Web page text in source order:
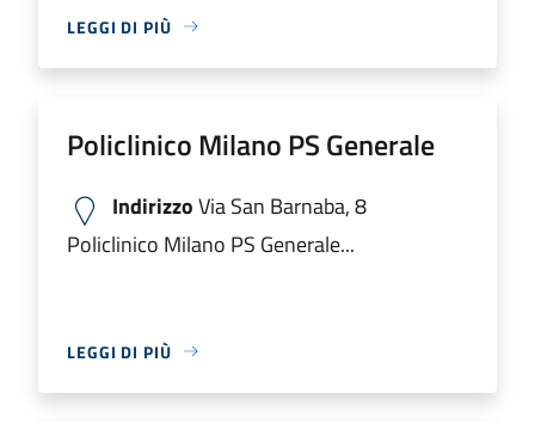
LEGGI DI PIÙ
Policlinico Milano PS Generale
IndirizzoVia San Barnaba, 8
Policlinico Milano PS Generale...
LEGGI DI PIÙ